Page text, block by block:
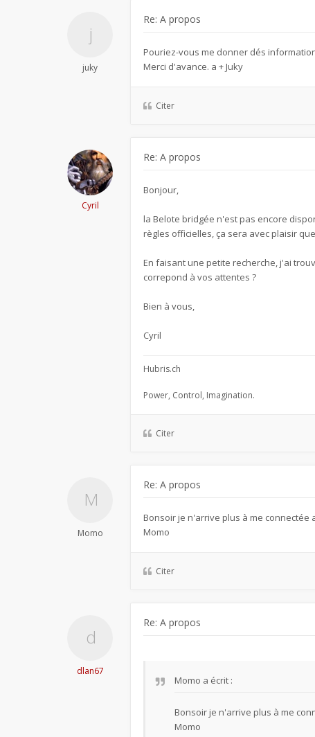
juky
Re: A propos
Pouriez-vous me donner dés
Merci d'avance. a + Juky
Citer
Cyril
Re: A propos
Bonjour,
la Belote bridgée n'est pas encore
règles officielles, ça sera avec plaisir
En faisant une petite recherche, j'ai
correpond à vos attentes ?
Bien à vous,
Cyril
Hubris.ch
Power, Control, Imagination.
Citer
Momo
Re: A propos
Bonsoir je n'arrive plus à me connectée
Momo
Citer
dlan67
Re: A propos
Momo a écrit :
Bonsoir je n'arrive plus à me
Momo